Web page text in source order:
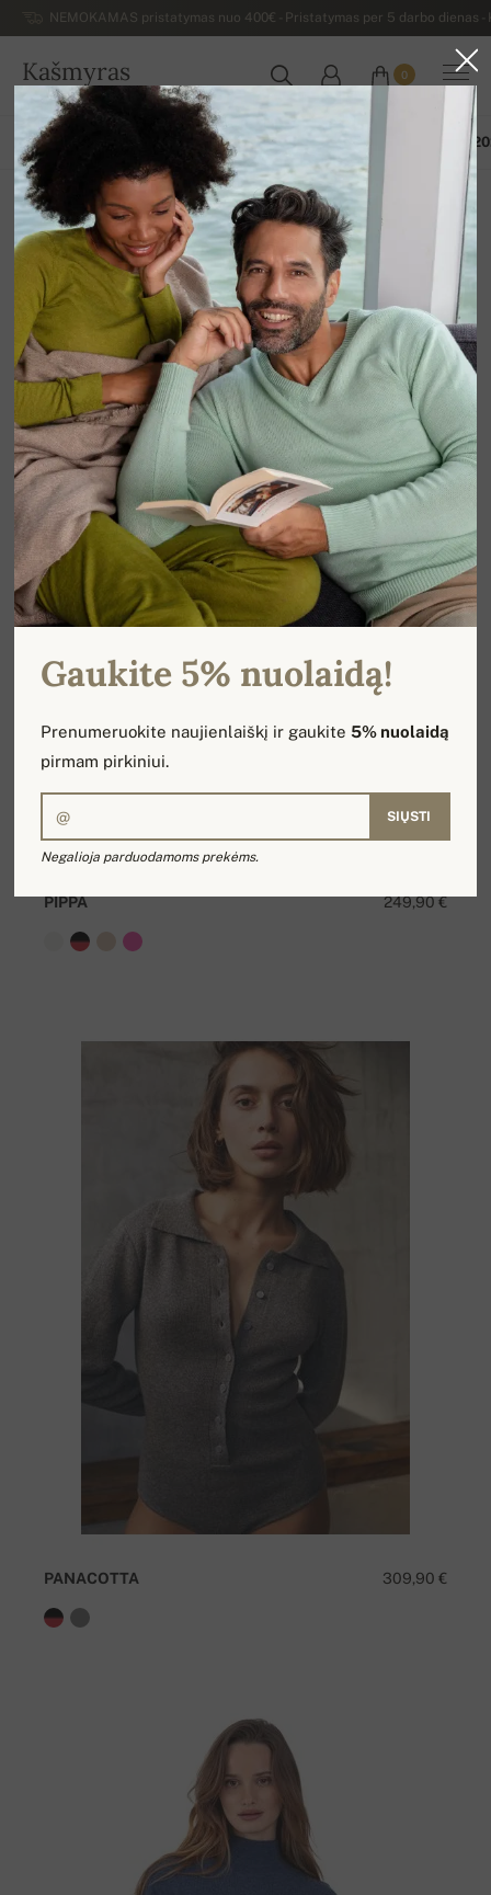
NEMOKAMAS pristatymas nuo 400€ - Pristatymas per 5 darbo dienas
Kašmyras
LIETUVA
0
Išskirtinė kolekcija 2026
12 Rūšiuoti pagal Filtras
VISOS PREKĖS PAVASARIS / VASARA IŠSKIRTINĖ KOLEKCIJA
249,90 €
PIPPA
309,90 €
PANACOTTA
Gaukite 5% nuolaidą!
Prenumeruokite naujienlaiškį ir gaukite5% nuolaidą
pirmam pirkiniui.
SIŲSTI
Negalioja parduodamoms prekėms.